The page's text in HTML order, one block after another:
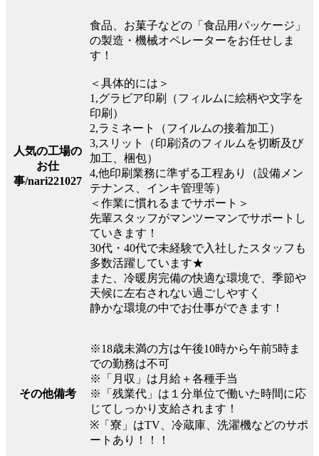
人気の工場の
お仕
事/nari221027
食品、お菓子などの「食品用パッケージ」
の製造・機械オペレーターをお任せしま
す！
＜具体的には＞
1,グラビア印刷（フィルムに絵柄や文字を
印刷）
2,ラミネート（フイルムの接着加工）
3,スリット（印刷済のフィルムを切断及び
加工、梱包）
4,他印刷業務に準ずる工程あり（設備メン
テナンス、インキ管理等）
＜作業に慣れるまでサポート＞
先輩スタッフがマンツーマンでサポートし
ていきます！
30代・40代で未経験で入社したスタッフも
多数活躍しています★
また、冷暖房完備の快適な環境で、季節や
天候に左右されない過ごしやすく
静かな環境の中でお仕事ができます！
その他備考
※18歳未満の方は午後10時から午前5時ま
での勤務は不可
※「月収」は月給＋各種手当
※「残業代」は１分単位で働いた時間に応
じてしっかり支給されます！
※「寮」はTV、冷蔵庫、洗濯機などのサポ
ートあり！！！